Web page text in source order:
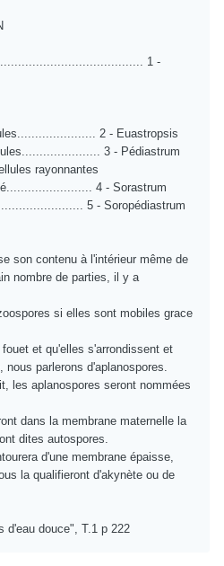
1 -
2 - Euastropsis
3 - Pédiastrum
rayonnantes
4 - Sorastrum
5 - Soropédiastrum
son contenu à l'intérieur même de
nombre de parties, il y a
si elles sont mobiles grace
et qu'elles s'arrondissent et
nous parlerons d'aplanospores.
les aplanospores seront nommées
dans la membrane maternelle la
dites autospores.
d'une membrane épaisse,
la qualifieront d'akynète ou de
d'eau douce", T.1 p 222